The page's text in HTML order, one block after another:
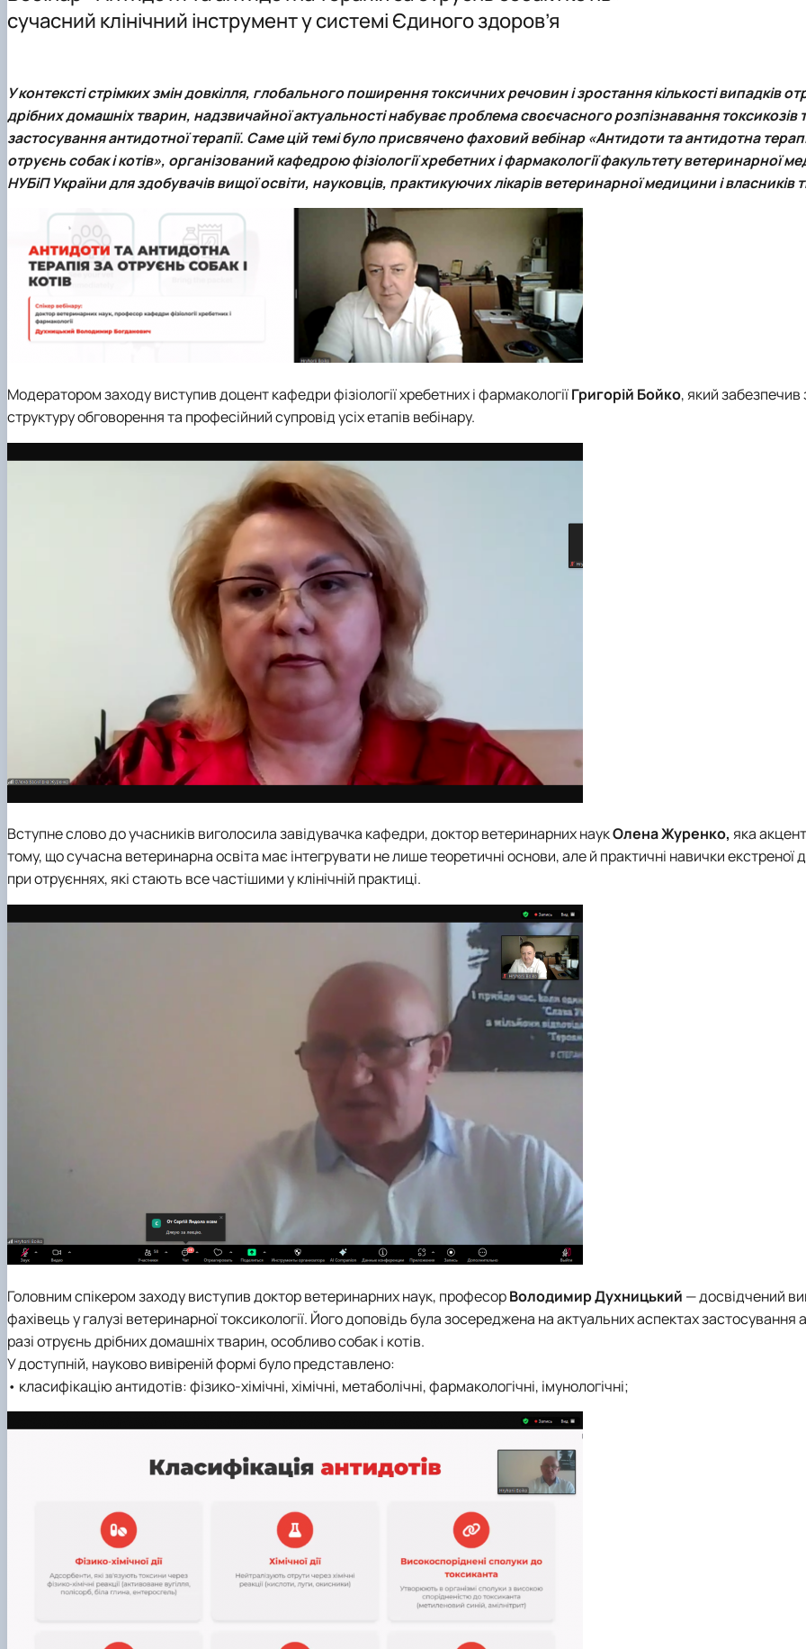
Навчально-методична література
Звіти
Гуртківці
Науковий гурток "Ветеринарна фармакологія і фармація"
План роботи
Звіти
Науковий гурток "Порівняльна фізіологія хребетних"
Звіти
Час проведення занять
Фотогалерея
Звіти
Час проведення занять
Фотогалерея
сучасний клінічний інструмент у системі Єдиного здоров’я
У контексті стрімких змін довкілля, глобального поширення токсичних речовин і зростання кількості випадків
дрібних домашніх тварин, надзвичайної актуальності набуває проблема своєчасного розпізнавання токсикозів
застосування антидотної терапії. Саме цій темі було присвяченофаховий вебінар «Антидоти та антидотна
отруєнь собак і котів», організований кафедрою фізіології хребетних і фармакології факультету ветеринарної
НУБіП України для здобувачів вищої освіти, науковців, практикуючих лікарів ветеринарної медицини і власників
Модератором заходу виступив доцент кафедри фізіології хребетних і фармакологіїГригорій Бойко, який забезпечив
структуру обговорення та професійний супровід усіх етапів вебінару.
Вступне слово до учасників виголосила завідувачка кафедри, доктор ветеринарних наукОлена Журенко, яка
тому, що сучасна ветеринарна освіта має інтегрувати не лише теоретичні основи, але й практичні навички екстреної
при отруєннях, які стають все частішими у клінічній практиці.
Головним спікером заходу виступив доктор ветеринарних наук, професорВолодимир Духницький — досвідчений
фахівець у галузі ветеринарної токсикології. Його доповідь була зосереджена на актуальних аспектах застосування
разі отруєнь дрібних домашніх тварин, особливо собак і котів.
У доступній, науково вивіреній формі було представлено:
• класифікацію антидотів: фізико-хімічні, хімічні, метаболічні, фармакологічні, імунологічні;